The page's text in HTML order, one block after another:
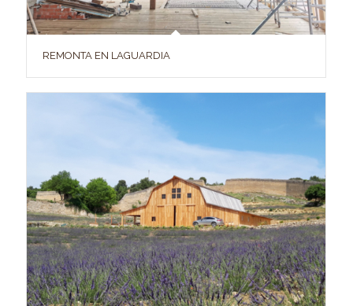
REMONTA EN LAGUARDIA